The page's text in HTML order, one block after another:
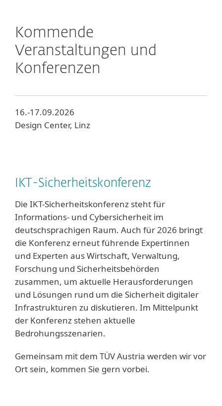
Kommende
Veranstaltungen und
Konferenzen
16.-17.09.2026
Design Center, Linz
IKT-Sicherheitskonferenz
Die IKT-Sicherheitskonferenz steht für
Informations- und Cybersicherheit im
deutschsprachigen Raum. Auch für 2026 bringt
die Konferenz erneut führende Expertinnen
und Experten aus Wirtschaft, Verwaltung,
Forschung und Sicherheitsbehörden
zusammen, um aktuelle Herausforderungen
und Lösungen rund um die Sicherheit digitaler
Infrastrukturen zu diskutieren. Im Mittelpunkt
der Konferenz stehen aktuelle
Bedrohungsszenarien.
Gemeinsam mit dem TÜV Austria werden wir vor
Ort sein, kommen Sie gern vorbei.